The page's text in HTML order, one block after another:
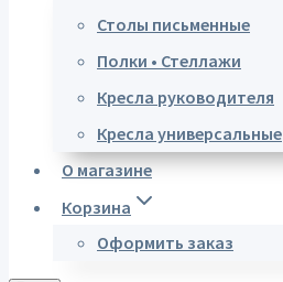
Столы письменные
Полки • Стеллажи
Кресла руководителя
Кресла универсальные
О магазине
Корзина
Оформить заказ